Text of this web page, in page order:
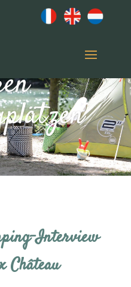
auf
Interview
Château